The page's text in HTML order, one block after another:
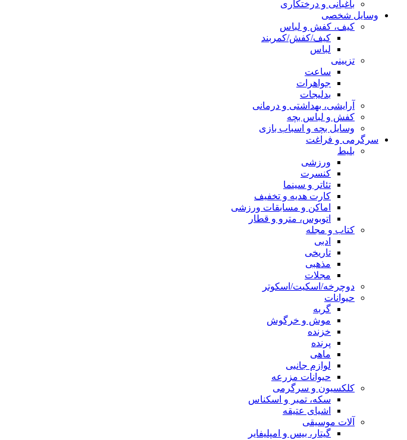
باغبانی و درختکاری
وسایل شخصی
کیف، کفش و لباس
کیف/کفش/کمربند
لباس
تزیینی
ساعت
جواهرات
بدلیجات
آرایشی، بهداشتی و درمانی
کفش و لباس بچه
وسایل بچه و اسباب بازی
سرگرمی و فراغت
بلیط
ورزشی
کنسرت
تئاتر و سینما
کارت هدیه و تخفیف
اماکن و مسابقات ورزشی
اتوبوس، مترو و قطار
کتاب و مجله
ادبی
تاریخی
مذهبی
مجلات
دوچرخه/اسکیت/اسکوتر
حیوانات
گربه
موش و خرگوش
خزنده
پرنده
ماهی
لوازم جانبی
حیوانات مزرعه
کلکسیون و سرگرمی
سکه، تمبر و اسکناس
اشیای عتیقه
آلات موسیقی
گیتار، بیس و امپلیفایر